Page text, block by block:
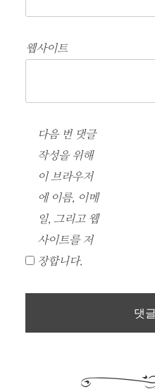
웹사이트
다음 번 댓글
작성을 위해
이 브라우저
에 이름, 이메
일, 그리고 웹
사이트를 저
장합니다.